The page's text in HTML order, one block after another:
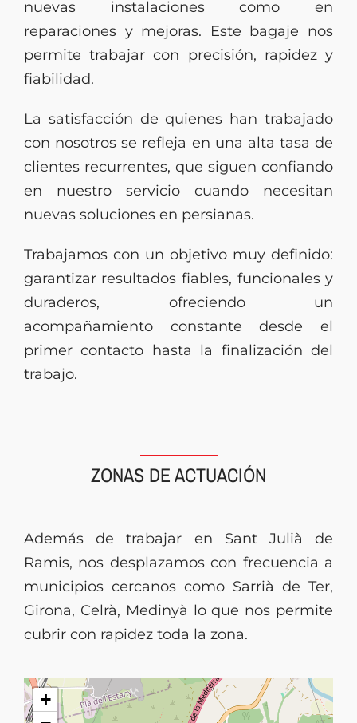
nuevas instalaciones como en
reparaciones y mejoras. Este bagaje nos
permite trabajar con precisión, rapidez y
fiabilidad.
La satisfacción de quienes han trabajado
con nosotros se refleja en una alta tasa de
clientes recurrentes, que siguen confiando
en nuestro servicio cuando necesitan
nuevas soluciones en persianas.
Trabajamos con un objetivo muy definido:
garantizar resultados fiables, funcionales y
duraderos, ofreciendo un
acompañamiento constante desde el
primer contacto hasta la finalización del
trabajo.
ZONAS DE ACTUACIÓN
Además de trabajar en Sant Julià de
Ramis, nos desplazamos con frecuencia a
municipios cercanos como Sarrià de Ter,
Girona, Celrà, Medinyà lo que nos permite
cubrir con rapidez toda la zona.
+